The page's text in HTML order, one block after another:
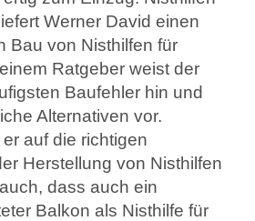
Werner David einen
Bau von Nisthilfen für
Ratgeber weist der
Baufehler hin und
Alternativen vor.
auf die richtigen
Herstellung von Nisthilfen
dass auch ein
Balkon als Nisthilfe für